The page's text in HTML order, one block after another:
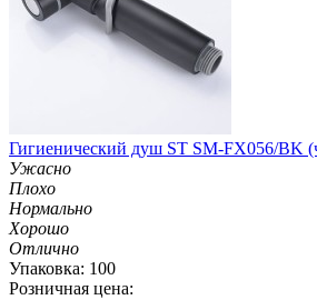
Гигиенический душ ST SM-FX056/BK
Ужасно
Плохо
Нормально
Хорошо
Отлично
Упаковка: 100
Розничная цена: